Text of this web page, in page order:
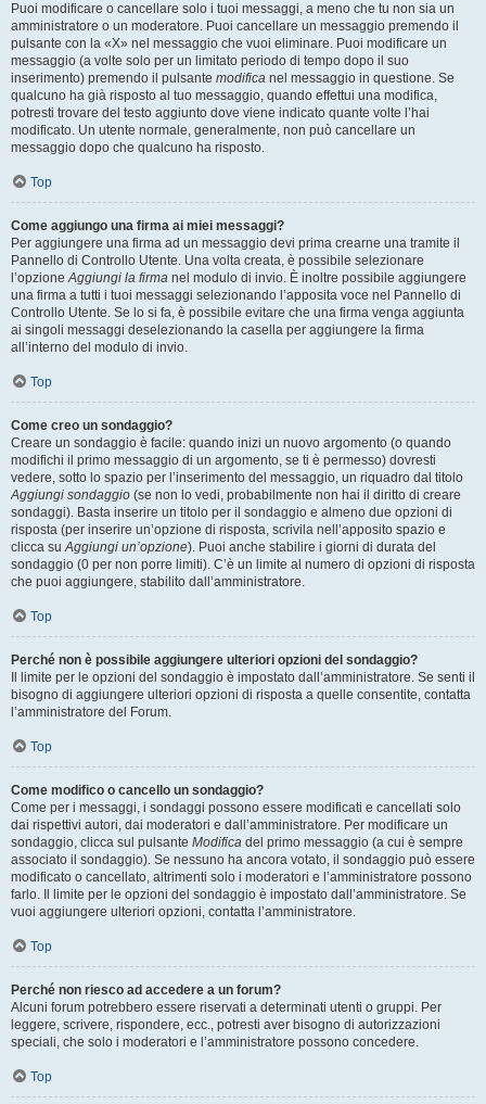
Puoi modificare o cancellare solo i tuoi messaggi, a meno che tu non sia un
amministratore o un moderatore. Puoi cancellare un messaggio premendo il
pulsante con la «X» nel messaggio che vuoi eliminare. Puoi modificare un
messaggio (a volte solo per un limitato periodo di tempo dopo il suo
inserimento) premendo il pulsante modifica nel messaggio in questione. Se
qualcuno ha già risposto al tuo messaggio, quando effettui una modifica,
potresti trovare del testo aggiunto dove viene indicato quante volte l’hai
modificato. Un utente normale, generalmente, non può cancellare un
messaggio dopo che qualcuno ha risposto.
Top
Come aggiungo una firma ai miei messaggi?
Per aggiungere una firma ad un messaggio devi prima crearne una tramite il
Pannello di Controllo Utente. Una volta creata, è possibile selezionare
l’opzioneAggiungi la firma nel modulo di invio. È inoltre possibile aggiungere
una firma a tutti i tuoi messaggi selezionando l’apposita voce nel Pannello di
Controllo Utente. Se lo si fa, è possibile evitare che una firma venga aggiunta
ai singoli messaggi deselezionando la casella per aggiungere la firma
all’interno del modulo di invio.
Top
Come creo un sondaggio?
Creare un sondaggio è facile: quando inizi un nuovo argomento (o quando
modifichi il primo messaggio di un argomento, se ti è permesso) dovresti
vedere, sotto lo spazio per l’inserimento del messaggio, un riquadro dal titolo
Aggiungi sondaggio (se non lo vedi, probabilmente non hai il diritto di creare
sondaggi). Basta inserire un titolo per il sondaggio e almeno due opzioni di
risposta (per inserire un’opzione di risposta, scrivila nell’apposito spazio e
clicca suAggiungi un’opzione). Puoi anche stabilire i giorni di durata del
sondaggio (0 per non porre limiti). C’è un limite al numero di opzioni di risposta
che puoi aggiungere, stabilito dall’amministratore.
Top
Perché non è possibile aggiungere ulteriori opzioni del sondaggio?
Il limite per le opzioni del sondaggio è impostato dall’amministratore. Se senti il
bisogno di aggiungere ulteriori opzioni di risposta a quelle consentite, contatta
l’amministratore del Forum.
Top
Come modifico o cancello un sondaggio?
Come per i messaggi, i sondaggi possono essere modificati e cancellati solo
dai rispettivi autori, dai moderatori e dall’amministratore. Per modificare un
sondaggio, clicca sul pulsante Modifica del primo messaggio (a cui è sempre
associato il sondaggio). Se nessuno ha ancora votato, il sondaggio può essere
modificato o cancellato, altrimenti solo i moderatori e l’amministratore possono
farlo. Il limite per le opzioni del sondaggio è impostato dall’amministratore. Se
vuoi aggiungere ulteriori opzioni, contatta l’amministratore.
Top
Perché non riesco ad accedere a un forum?
Alcuni forum potrebbero essere riservati a determinati utenti o gruppi. Per
leggere, scrivere, rispondere, ecc., potresti aver bisogno di autorizzazioni
speciali, che solo i moderatori e l’amministratore possono concedere.
Top